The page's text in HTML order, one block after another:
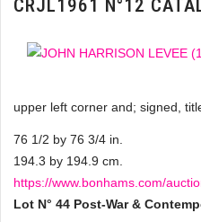
CRJL1961 N°12
upper left corner and; signed,
76 1/2 by 76 3/4 in.
194.3 by 194.9 cm.
https://www.bonhams.com/
Lot N° 44 Post-War &